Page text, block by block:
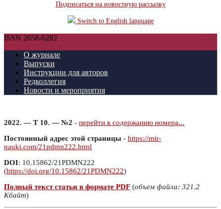
Подписаться на новостную рассылку
Switch to English language
ISSN 2658-6282
О журнале
Выпуски
Инструкции для авторов
Редколлегия
Новости и мероприятия
2022. — Т 10. — №2 - перейти к содержанию номера...
Постоянный адрес этой страницы - https://mir-
nauki.com/21pdmn222.html
DOI: 10.15862/21PDMN222
(https://doi.org/10.15862/21PDMN222)
Полный текст статьи в формате PDF (объем файла: 321.2
Кбайт)